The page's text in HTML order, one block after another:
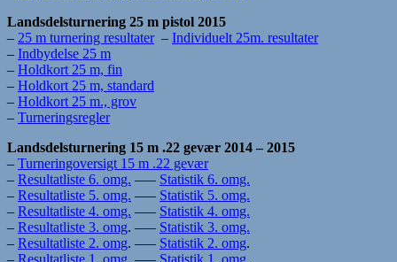
Landsdelsturnering 25 m pistol 2015
– 25 m turnering resultater– Individuelt 25m. resultater
– Indbydelse 25 m
– Holdkort 25 m, fin
– Holdkort 25 m, standard
– Holdkort 25 m., grov
– Turneringsregler
Landsdelsturnering 15 m .22 gevær 2014 – 2015
– Turneringoversigt 15 m .22 gevær
– Resultatliste 6. omg. —– Statistik 6. omg.
– Resultatliste 5. omg. —– Statistik 5. omg.
– Resultatliste 4. omg. —– Statistik 4. omg.
– Resultatliste 3. omg. —– Statistik 3. omg.
– Resultatliste 2. omg. —– Statistik 2. omg.
– Resultatliste 1. omg. —– Statistik 1. omg.